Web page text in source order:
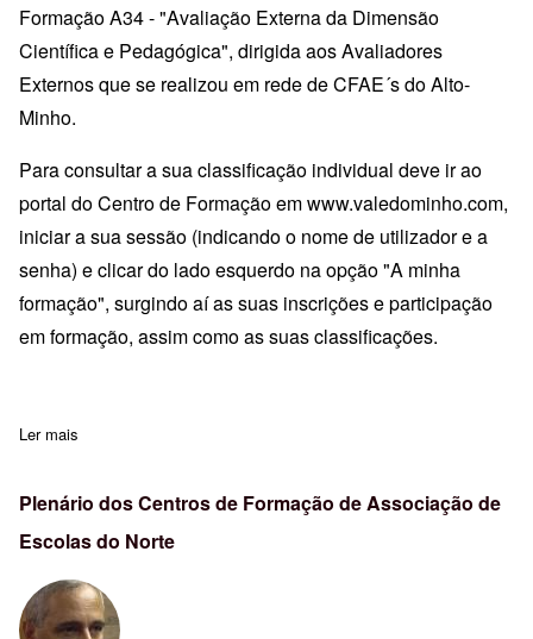
Formação A34 - "Avaliação Externa da Dimensão
Científica e Pedagógica", dirigida aos Avaliadores
Externos que se realizou em rede de CFAE´s do Alto-
Minho.
Para consultar a sua classificação individual deve ir ao
portal do Centro de Formação emwww.valedominho.com,
iniciar a sua sessão (indicando o nome de utilizador e a
senha) e clicar do lado esquerdo na opção "A minha
formação", surgindo aí as suas inscrições e participação
em formação, assim como as suas classificações.
Ler mais
Plenário dos Centros de Formação de Associação de
Escolas do Norte